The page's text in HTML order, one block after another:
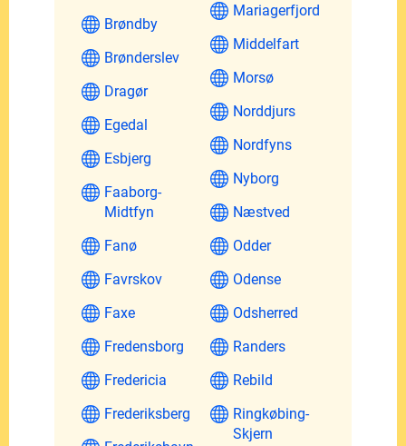
Brøndby
Brønderslev
Dragør
Egedal
Esbjerg
Faaborg-
Midtfyn
Fanø
Favrskov
Faxe
Fredensborg
Fredericia
Frederiksberg
Mariagerfjord
Middelfart
Morsø
Norddjurs
Nordfyns
Nyborg
Næstved
Odder
Odense
Odsherred
Randers
Rebild
Ringkøbing-
Skjern